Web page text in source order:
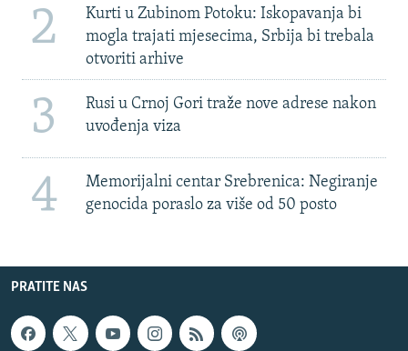
2
Kurti u Zubinom Potoku: Iskopavanja bi
mogla trajati mjesecima, Srbija bi trebala
otvoriti arhive
3
Rusi u Crnoj Gori traže nove adrese nakon
uvođenja viza
4
Memorijalni centar Srebrenica: Negiranje
genocida poraslo za više od 50 posto
PRATITE NAS